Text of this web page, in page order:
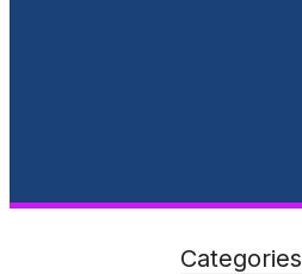
Categories